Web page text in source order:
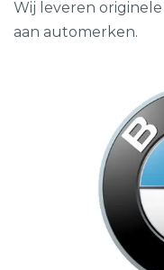
Wij leveren
aan automerken.